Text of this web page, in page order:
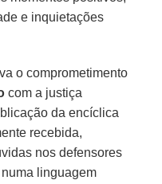
e inquietações
o comprometimento
com a justiça
da encíclica
recebida,
nos defensores
linguagem